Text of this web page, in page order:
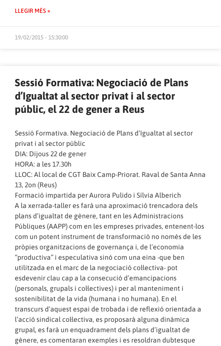
LLEGIR MÉS »
19/02/2015 - 15:30:00
Sessió Formativa: Negociació de Plans
d’Igualtat al sector privat i al sector
públic, el 22 de gener a Reus
Sessió Formativa. Negociació de Plans d’Igualtat al sector
privat i al sector públic
DIA: Dijous 22 de gener
HORA: a les 17.30h
LLOC: Al local de CGT Baix Camp-Priorat. Raval de Santa Anna
13, 2on (Reus)
Formació impartida per Aurora Pulido i Sílvia Alberich
A la xerrada-taller es farà una aproximació trencadora dels
plans d’igualtat de gènere, tant en les Administracions
Públiques (AAPP) com en les empreses privades, entenent-los
com un potent instrument de transformació no només de les
pròpies organitzacions de governança i, de l’economia
“productiva” i especulativa sinó com una eina -que ben
utilitzada en el marc de la negociació col·lectiva- pot
esdevenir clau cap a la consecució d’emancipacions
(personals, grupals i col·lectives) i per al manteniment i
sostenibilitat de la vida (humana i no humana). En el
transcurs d’aquest espai de trobada i de reflexió orientada a
l’acció sindical col·lectiva, es proposarà alguna dinàmica
grupal, es farà un enquadrament dels plans d’igualtat de
gènere, es comentaran exemples i es resoldran dubtesque